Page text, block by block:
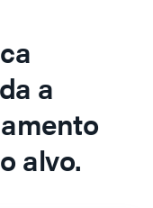
a
alvo.